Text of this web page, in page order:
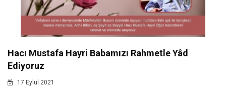
Hacı Mustafa Hayri Babamızı Rahmetle Yâd
Ediyoruz
17 Eylul 2021